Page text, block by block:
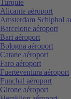
Turquie
Alicante aéroport
Amsterdam Schiphol
Barcelone aéroport
Bari aéroport
Bologna aéroport
Catane aéroport
Faro aéroport
Fuerteventura aéroport
Funchal aéroport
Girone aéroport